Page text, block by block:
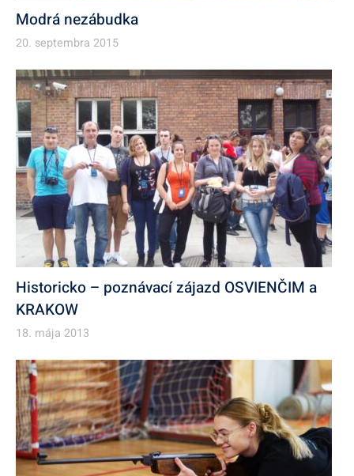
Modrá nezábudka
20. septembra 2015
Historicko – poznávací zájazd OSVIENČIM a
KRAKOW
18. mája 2013